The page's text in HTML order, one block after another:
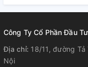
+ Chịu được nhiệt độ
Công Ty Cổ Phần Đầu
Địa chỉ: 18/11, đường
Nội